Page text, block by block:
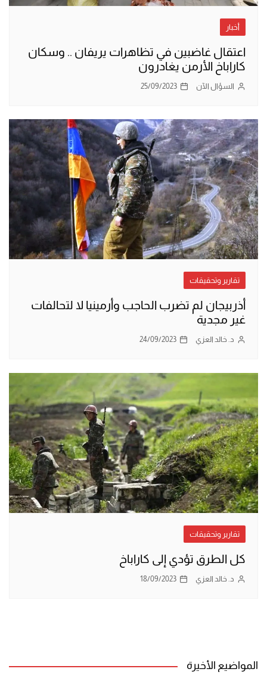
أخبار
اعتقال غاضبين في تظاهرات يريفان .. وسكان
كاراباخ الأرمن يغادرون
السؤال الآن 25/09/2023
تقارير وتحقيقات
أذربيجان لم تضرب الحاجب وأرمينيا لا لتحالفات
غير مجدية
د. خالد العزي 24/09/2023
تقارير وتحقيقات
كل الطرق تؤدي إلى كاراباخ
د. خالد العزي 18/09/2023
المواضيع الأخيرة